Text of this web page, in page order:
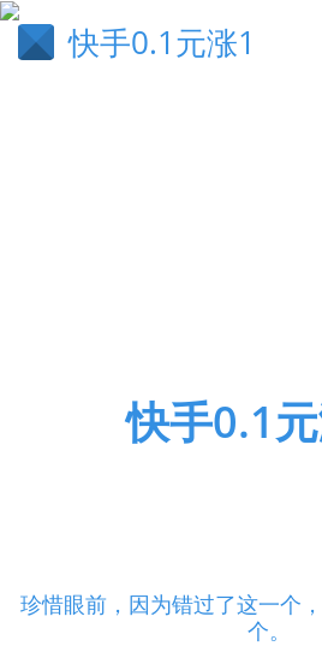
快手0.1元涨1
快手0.1
珍惜眼前，因为错过了这一个
个。